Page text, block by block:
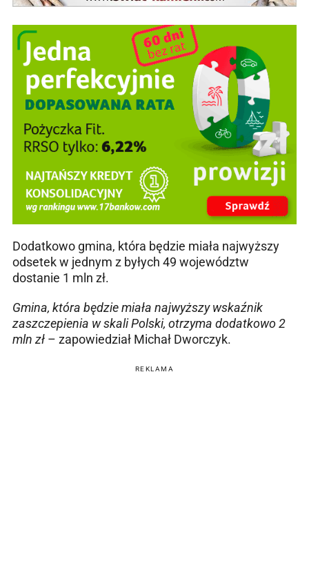
Dodatkowo gmina, która będzie miała najwyższy
odsetek w jednym z byłych 49 województw
dostanie 1 mln zł.
Gmina, która będzie miała najwyższy wskaźnik
zaszczepienia w skali Polski, otrzyma dodatkowo 2
mln zł – zapowiedział Michał Dworczyk.
REKLAMA